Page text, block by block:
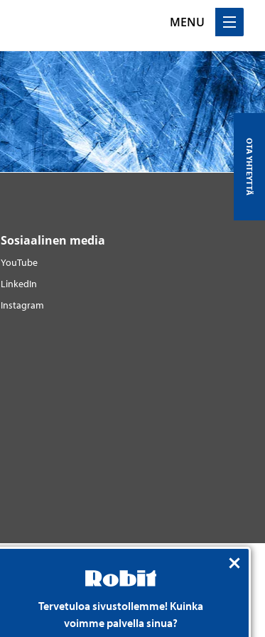
MENU
OTA YHTEYTTÄ
Tervetuloa sivustollemme! Kuinka
voimme palvella sinua?
Sosiaalinen media
YouTube
LinkedIn
Instagram